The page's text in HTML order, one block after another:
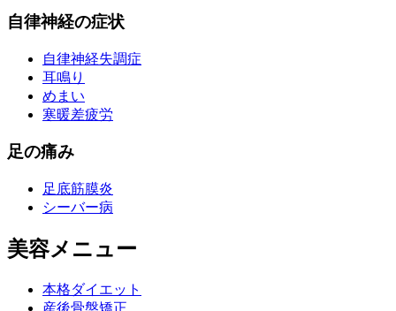
自律神経の症状
自律神経失調症
耳鳴り
めまい
寒暖差疲労
足の痛み
足底筋膜炎
シーバー病
美容メニュー
本格ダイエット
産後骨盤矯正